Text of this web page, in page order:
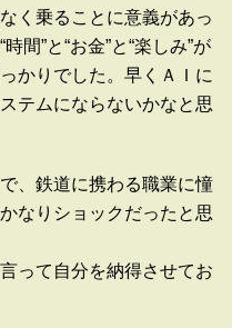
く乗ることに意義があっ
間”と“お金”と“楽しみ”が
かりでした。早くＡＩに
テムにならないかなと思
、鉄道に携わる職業に憧
なりショックだったと思
って自分を納得させてお